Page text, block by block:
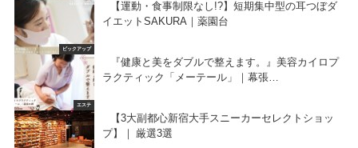
ピックアップ
【運動・食事制限なし!?】短期集中型の耳つぼダ
イエットSAKURA｜薬園台
エステ
『健康と美をダブルで整えます。』美容カイロプ
ラクティック「メーテール」｜幕張…
【3大副都心新宿大手スニーカーセレクトショッ
プ】｜ 厳選3選